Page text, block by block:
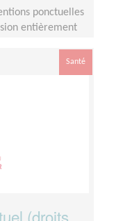
ponctuelles
entièrement
Santé
(droits